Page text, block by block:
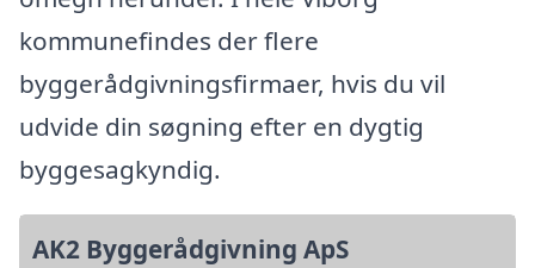
kommunefindes der flere
byggerådgivningsfirmaer, hvis du vil
udvide din søgning efter en dygtig
byggesagkyndig.
AK2 Byggerådgivning ApS